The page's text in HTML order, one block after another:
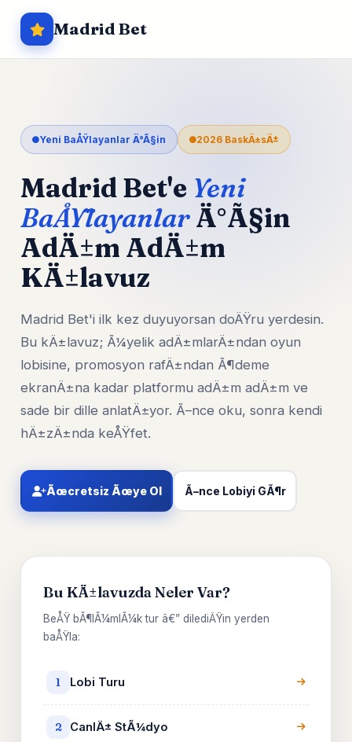
Madrid Bet
Yeni BaÅŸlayanlar Ä°Ã§in 2026 BaskÄ±sÄ±
Madrid Bet'e Yeni
BaÅŸlayanlarÄ°Ã§in
AdÄ±m AdÄ±m
KÄ±lavuz
Madrid Bet'i ilk kez duyuyorsan doÄŸru yerdesin.
Bu kÄ±lavuz; Ã¼yelik adÄ±mlarÄ±ndan oyun
lobisine, promosyon rafÄ±ndan Ã¶deme
ekranÄ±na kadar platformu adÄ±m adÄ±m ve
sade bir dille anlatÄ±yor. Ã–nce oku, sonra kendi
hÄ±zÄ±nda keÅŸfet.
Ãœcretsiz Ãœye Ol Ã–nce Lobiyi GÃ¶r
Bu KÄ±lavuzda Neler Var?
BeÅŸ bÃ¶lÃ¼mlÃ¼k tur â€” dilediÄŸin yerden
baÅŸla:
1 Lobi Turu
2 CanlÄ± StÃ¼dyo